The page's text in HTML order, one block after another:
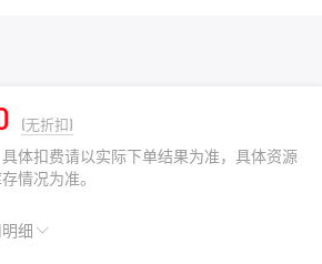
(无折扣)
体扣费请以实际下单结果为准，具体资源
情况为准。
细